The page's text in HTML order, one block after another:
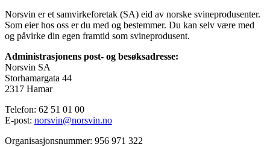
Norsvin er et samvirkeforetak (SA) eid av norske svineprodusenter.
Som eier hos oss er du med og bestemmer. Du kan selv være med
og påvirke din egen framtid som svineprodusent.
Administrasjonens post- og besøksadresse:
Norsvin SA
Storhamargata 44
2317 Hamar
Telefon: 62 51 01 00
E-post: norsvin@norsvin.no
Organisasjonsnummer: 956 971 322